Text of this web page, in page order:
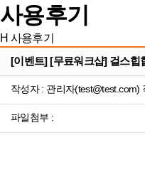
사용후기
H 사용후기
[이벤트] [무료워크샵] 걸스힙
작성자 : 관리자(test@test.com)
파일첨부 :